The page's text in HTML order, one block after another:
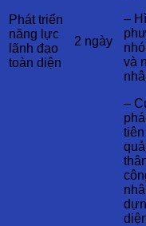
Phát triển
năng lực
lãnh đạo
toàn diện
2 ngày
–
và
–